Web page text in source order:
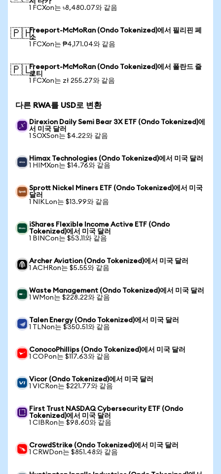
1 FCXon는 ৳8,480.07와 같음
🇵🇭Freeport-McMoRan (Ondo Tokenized)에서 필리핀 페
소
1 FCXon는 ₱4,171.04와 같음
🇵🇱Freeport-McMoRan (Ondo Tokenized)에서 폴란드 즐
로티
1 FCXon는 zł 255.27와 같음
다른 RWA를 USD로 변환
Direxion Daily Semi Bear 3X ETF (Ondo Tokenized)에
서 미국 달러
1 SOXSon는 $4.22와 같음
Himax Technologies (Ondo Tokenized)에서 미국 달러
1 HIMXon는 $14.76와 같음
Sprott Nickel Miners ETF (Ondo Tokenized)에서 미국
달러
1 NIKLon는 $13.99와 같음
iShares Flexible Income Active ETF (Ondo
Tokenized)에서 미국 달러
1 BINCon는 $53.11와 같음
Archer Aviation (Ondo Tokenized)에서 미국 달러
1 ACHRon는 $5.55와 같음
Waste Management (Ondo Tokenized)에서 미국 달러
1 WMon는 $228.22와 같음
Talen Energy (Ondo Tokenized)에서 미국 달러
1 TLNon는 $350.51와 같음
ConocoPhillips (Ondo Tokenized)에서 미국 달러
1 COPon는 $117.63와 같음
Vicor (Ondo Tokenized)에서 미국 달러
1 VICRon는 $221.77와 같음
First Trust NASDAQ Cybersecurity ETF (Ondo
Tokenized)에서 미국 달러
1 CIBRon는 $98.60와 같음
CrowdStrike (Ondo Tokenized)에서 미국 달러
1 CRWDon는 $851.48와 같음